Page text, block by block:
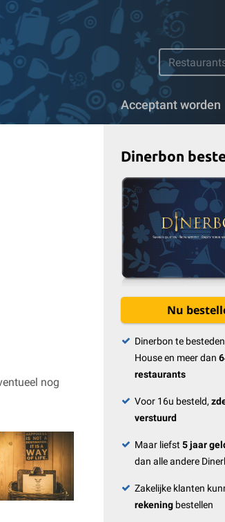
Acceptant worden
dan 1100 restaurants
nog
Dinerbon
Nu
Dinerbon te
House en meer dan
restaurants
Voor 16u besteld,
verstuurd
Maar liefst 5 jaar
dan alle andere
Zakelijke klanten
rekening bestellen